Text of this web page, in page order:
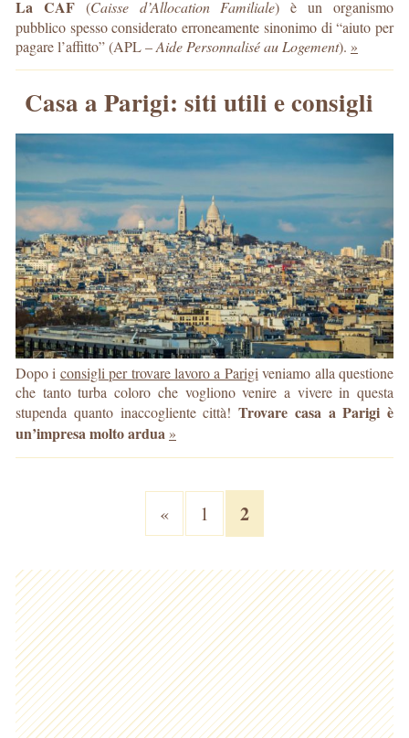
La CAF(Caisse d’Allocation Familiale) è un organismo
pubblico spesso considerato erroneamente sinonimo di “aiuto per
pagare l’affitto” (APL –Aide Personnalisé au Logement). »
Casa a Parigi: siti utili e consigli
Dopo i consigli per trovare lavoro a Parigi veniamo alla questione
che tanto turba coloro che vogliono venire a vivere in questa
stupenda quanto inaccogliente città! Trovare casa a Parigi è
un’impresa molto ardua »
« 1 2